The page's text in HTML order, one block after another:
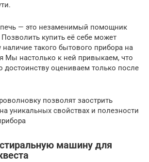
— это незаменимый помощник
купить её себе может
такого бытового прибора на
Мы настолько к ней привыкаем, что
достоинству оцениваем только после
позволят заострить
уникальных свойствах и полезности
машину для